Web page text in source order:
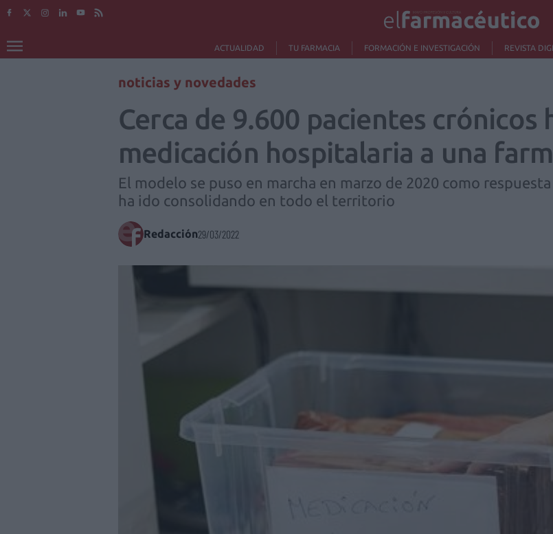
ACTUALIDAD TU FARMACIA FORMACIÓN E INVESTIGACIÓN REVISTA
noticias y novedades
Cerca de 9.600 pacientes crónicos
medicación hospitalaria a una
El modelo se puso en marcha en marzo de 2020 como
ha ido consolidando en todo el territorio
Redacción29/03/2022